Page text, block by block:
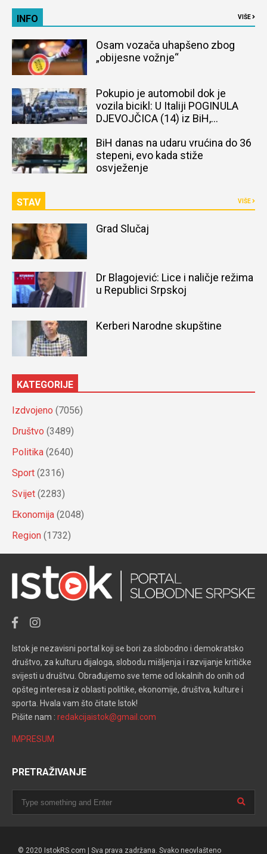
INFO VIŠE
Osam vozača uhapšeno zbog
„obijesne vožnje“
Pokupio je automobil dok je
vozila bicikl: U Italiji POGINULA
DJEVOJČICA (14) iz BiH,
BiH danas na udaru vrućina do 36
stepeni, evo kada stiže
osvježenje
STAV VIŠE
Grad Slučaj
Dr Blagojević: Lice i naličje režima
u Republici Srpskoj
Kerberi Narodne skupštine
KATEGORIJE
Izdvojeno (7056)
Društvo (3489)
Politika (2640)
Sport (2316)
Svijet (2283)
Ekonomija (2048)
Region (1732)
Istok je nezavisni portal koji se bori za slobodno i demokratsko
društvo, za kulturu dijaloga, slobodu mišljenja i razvijanje kritičke
svijesti u društvu. Obrađujemo sve teme od lokalnih do onih od
opšteg interesa iz oblasti politike, ekonomije, društva, kulture i
sporta. Hvala vam što čitate Istok!
Pišite nam : redakcijaistok@gmail.com
IMPRESUM
PRETRAŽIVANJE
© 2020 IstokRS.com | Sva prava zadržana. Svako neovlašteno